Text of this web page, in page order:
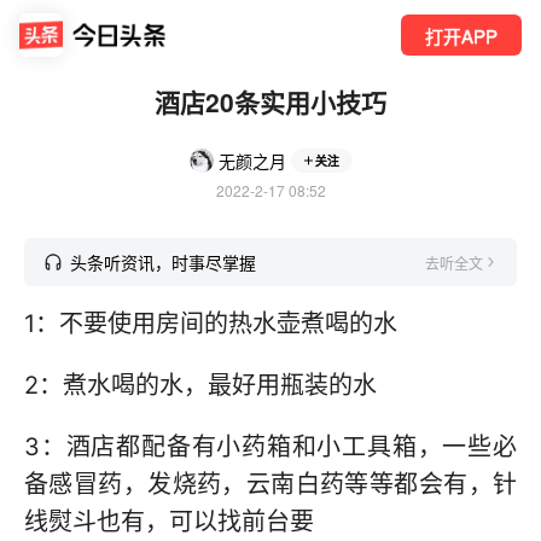
打开APP
酒店20条实用小技巧
无颜之月 关注
2022-2-17 08:52
头条听资讯，时事尽掌握 去听全文
1：不要使用房间的热水壶煮喝的水
2：煮水喝的水，最好用瓶装的水
3：酒店都配备有小药箱和小工具箱，一些必
备感冒药，发烧药，云南白药等等都会有，针
线熨斗也有，可以找前台要